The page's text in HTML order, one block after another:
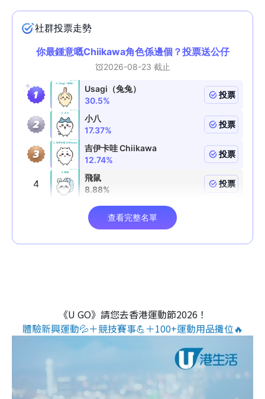
《U GO》請您去香港運動節2026！
體驗新興運動💦＋競技賽事💪＋100+運動用品攤位🔥